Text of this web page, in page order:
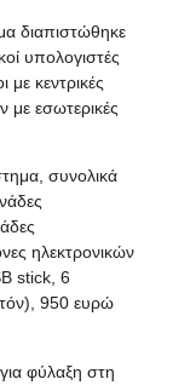
διαπιστώθηκε
υπολογιστές
κεντρικές
με εσωτερικές
συνολικά
ηλεκτρονικών
stick, 6
950 ευρώ
φύλαξη στη